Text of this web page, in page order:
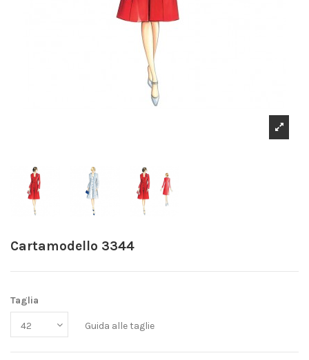
Cartamodello 3344
Taglia
Guida alle taglie